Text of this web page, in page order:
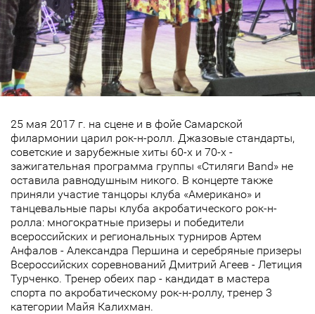
25 мая 2017 г. на сцене и в фойе Самарской
филармонии царил рок-н-ролл. Джазовые стандарты,
советские и зарубежные хиты 60-х и 70-х -
зажигательная программа группы «Стиляги Band» не
оставила равнодушным никого. В концерте также
приняли участие танцоры клуба «Американо» и
танцевальные пары клуба акробатического рок-н-
ролла: многократные призеры и победители
всероссийских и региональных турниров Артем
Анфалов - Александра Першина и серебряные призеры
Всероссийских соревнований Дмитрий Агеев - Летиция
Турченко. Тренер обеих пар - кандидат в мастера
спорта по акробатическому рок-н-роллу, тренер 3
категории Майя Калихман.